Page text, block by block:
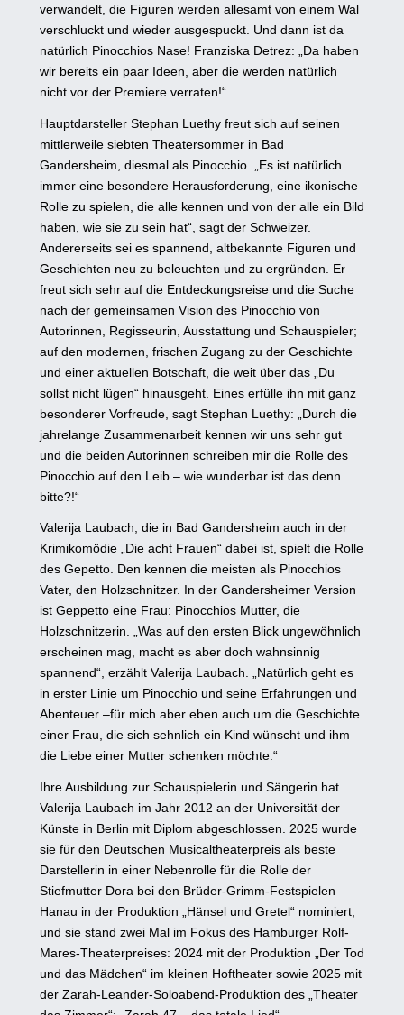
verwandelt, die Figuren werden allesamt von einem Wal
verschluckt und wieder ausgespuckt. Und dann ist da
natürlich Pinocchios Nase! Franziska Detrez: „Da haben
wir bereits ein paar Ideen, aber die werden natürlich
nicht vor der Premiere verraten!“
Hauptdarsteller Stephan Luethy freut sich auf seinen
mittlerweile siebten Theatersommer in Bad
Gandersheim, diesmal als Pinocchio. „Es ist natürlich
immer eine besondere Herausforderung, eine ikonische
Rolle zu spielen, die alle kennen und von der alle ein Bild
haben, wie sie zu sein hat“, sagt der Schweizer.
Andererseits sei es spannend, altbekannte Figuren und
Geschichten neu zu beleuchten und zu ergründen. Er
freut sich sehr auf die Entdeckungsreise und die Suche
nach der gemeinsamen Vision des Pinocchio von
Autorinnen, Regisseurin, Ausstattung und Schauspieler;
auf den modernen, frischen Zugang zu der Geschichte
und einer aktuellen Botschaft, die weit über das „Du
sollst nicht lügen“ hinausgeht. Eines erfülle ihn mit ganz
besonderer Vorfreude, sagt Stephan Luethy: „Durch die
jahrelange Zusammenarbeit kennen wir uns sehr gut
und die beiden Autorinnen schreiben mir die Rolle des
Pinocchio auf den Leib – wie wunderbar ist das denn
bitte?!“
Valerija Laubach, die in Bad Gandersheim auch in der
Krimikomödie „Die acht Frauen“ dabei ist, spielt die Rolle
des Gepetto. Den kennen die meisten als Pinocchios
Vater, den Holzschnitzer. In der Gandersheimer Version
ist Geppetto eine Frau: Pinocchios Mutter, die
Holzschnitzerin. „Was auf den ersten Blick ungewöhnlich
erscheinen mag, macht es aber doch wahnsinnig
spannend“, erzählt Valerija Laubach. „Natürlich geht es
in erster Linie um Pinocchio und seine Erfahrungen und
Abenteuer –für mich aber eben auch um die Geschichte
einer Frau, die sich sehnlich ein Kind wünscht und ihm
die Liebe einer Mutter schenken möchte.“
Ihre Ausbildung zur Schauspielerin und Sängerin hat
Valerija Laubach im Jahr 2012 an der Universität der
Künste in Berlin mit Diplom abgeschlossen. 2025 wurde
sie für den Deutschen Musicaltheaterpreis als beste
Darstellerin in einer Nebenrolle für die Rolle der
Stiefmutter Dora bei den Brüder-Grimm-Festspielen
Hanau in der Produktion „Hänsel und Gretel“ nominiert;
und sie stand zwei Mal im Fokus des Hamburger Rolf-
Mares-Theaterpreises: 2024 mit der Produktion „Der Tod
und das Mädchen“ im kleinen Hoftheater sowie 2025 mit
der Zarah-Leander-Soloabend-Produktion des „Theater